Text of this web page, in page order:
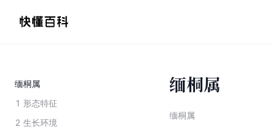
缅桐属
1 形态特征
2 生长环境
缅桐属
缅桐属